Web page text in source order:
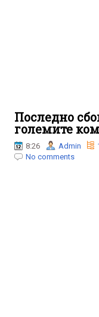
Последно
големите
8:26 Admin
No comments